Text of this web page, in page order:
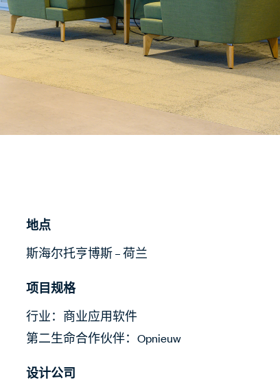
地点
斯海尔托亨博斯 – 荷兰
项目规格
行业：商业应用软件
第二生命合作伙伴：Opnieuw
设计公司